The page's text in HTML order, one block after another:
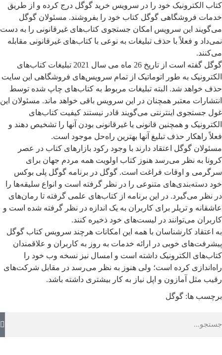
کتاب الکترونیک خود را در سرویس خرید گوگل درج کرده و از طریق
خدمات فروشگاهی گوگل کتاب خود را بفروشند. مسئولان گوگل
می‌گویند این سرویس امکان جستجوی کتاب‌های غیرقانونی را به دست
نمی‌داد و فعلاً با حذف تبلیغات به نوعی با کتاب‌های غیرقانونی مقابله
می‌کنند.
گوگل گفته است از تاریخ 26 ماه می سال 2021 تبلیغات کتاب‌های
الکترونیک به طور اتوماتیک از تمام سرویس‌های فروشگاهی این سایت
حذف خواهد شد. البته تبلیغات مربوط به کتاب‌های چاپ شده توسط
انتشارات معتبر همچنان در این سرویس باقی خواهد ماند. مسئولان این
غول جستجوی اینترنتی می‌گویند قادر نیستند کیفیت کتاب‌های
الکترونیک و همچنین قانونی یا غیرقانونی بودن آنها را تشخیص دهند و
فعلاً راهکار حذف تبلیغ آنها بهترین راه‌حل موجود است.
مسئولان گوگل اعتقاد دارند با وجود رکود بازارهای کتاب در عصر
کرونا به نظر می‌رسد هنوز کتاب اولویت همه مردم جهان برای
سرگرمی و اوقات فراغت است. گوگل در برنامه گوگل پلی بوکس
خود دسته‌بندی‌های متنوعی را در نظر گرفته است و انواع سلیقه‌ها را
در نظر می‌گیرد. در این برنامه از کتاب‌های علمی گرفته تا رمان‌های
عاشقانه و تریلر برای کاربران به یک اندازه در نظر گرفته شده است و
کاربران می‌توانند در لیست‌های خود ذخیره کنند.
به اعتقاد کارشناسان با همه این امکانات هرچند سرویس کتاب گوگل
پیشرفت‌های خوبی در ارائه خدمات به روز به کاربران و علاقمندان
کتاب‌های الکترونیک داشته است و امسال نیز نسخه وب خود را
راه‌اندازی کرده است؛ ولی هنوز به نظر می‌رسد در مقابل شرکت‌های
رقیب مثل آمازون و اپل نیاز به کار بیشتری داشته باشد.
برچسب ها: گوگل